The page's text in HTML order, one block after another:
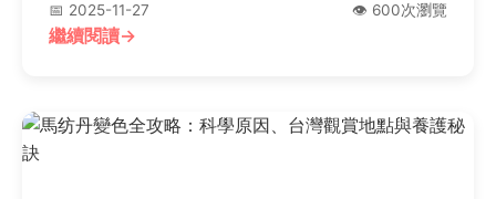
鬆征服登山旅程！
📅 2025-11-27 👁️ 600次瀏覽
繼續閱讀